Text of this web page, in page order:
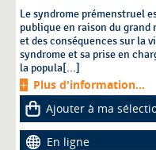
Le syndrome prémenstruel
publique en raison du grand
et des conséquences sur la
syndrome et sa prise en
la popula[...]
Plus d'information...
Ajouter à ma
En ligne